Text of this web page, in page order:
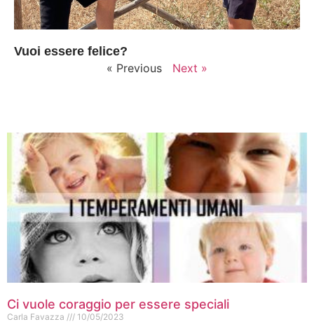
Vuoi essere felice?
« Previous
Next »
Ci vuole coraggio per essere speciali
Carla Favazza 10/05/2023